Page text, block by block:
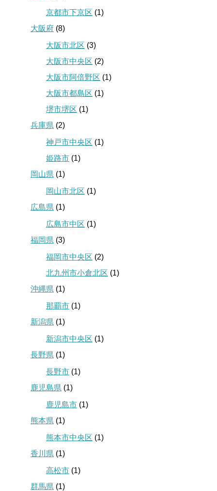
京都市下京区 (1)
大阪府 (8)
大阪市北区 (3)
大阪市中央区 (2)
大阪市阿倍野区 (1)
大阪市都島区 (1)
堺市堺区 (1)
兵庫県 (2)
神戸市中央区 (1)
姫路市 (1)
岡山県 (1)
岡山市北区 (1)
広島県 (1)
広島市中区 (1)
福岡県 (3)
福岡市中央区 (2)
北九州市小倉北区 (1)
沖縄県 (1)
那覇市 (1)
新潟県 (1)
新潟市中央区 (1)
長野県 (1)
長野市 (1)
鹿児島県 (1)
鹿児島市 (1)
熊本県 (1)
熊本市中央区 (1)
香川県 (1)
高松市 (1)
群馬県 (1)